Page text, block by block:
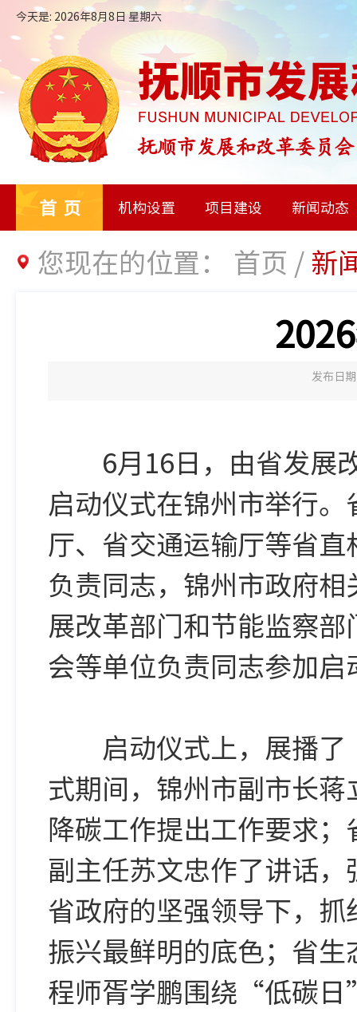
今天是: 2026年8月8日 星期六
首页 机构设置 项目建设 新闻动态
您现在的位置： 首页 /新
发布日
6月16日，由省发展改
启动仪式在锦州市举行
厅、省交通运输厅等省直
负责同志，锦州市政府
展改革部门和节能监察
会等单位负责同志参加启
启动仪式上，展播了
式期间，锦州市副市长
降碳工作提出工作要求
副主任苏文忠作了讲话
省政府的坚强领导下，
振兴最鲜明的底色；省
程师胥学鹏围绕“低碳